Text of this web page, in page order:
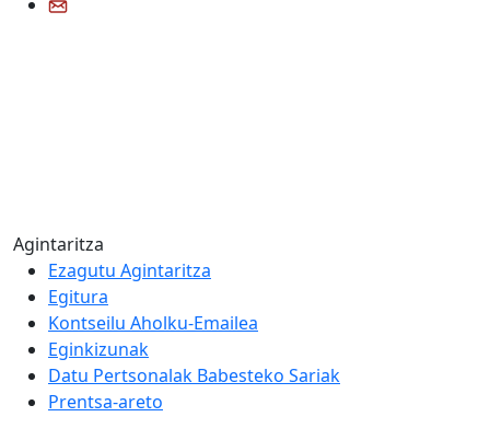
Agintaritza
Ezagutu Agintaritza
Egitura
Kontseilu Aholku-Emailea
Eginkizunak
Datu Pertsonalak Babesteko Sariak
Prentsa-areto